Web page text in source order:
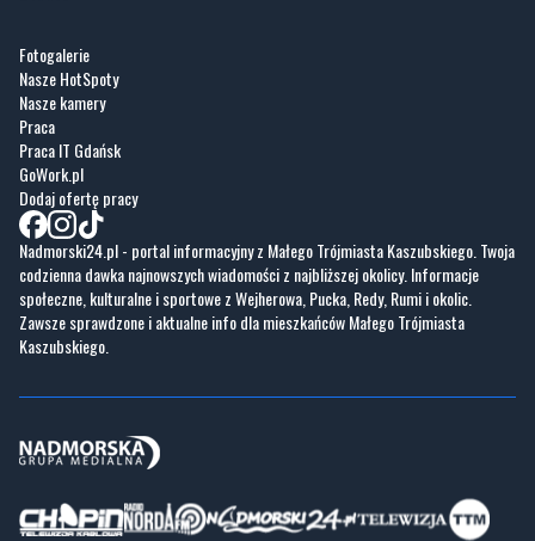
Praca IT Gdańsk
GoWork.pl
Dodaj ofertę pracy
Nadmorski24.pl - portal informacyjny z Małego Trójmiasta Kaszubskiego. Twoja
codzienna dawka najnowszych wiadomości z najbliższej okolicy. Informacje
społeczne, kulturalne i sportowe z Wejherowa, Pucka, Redy, Rumi i okolic.
Zawsze sprawdzone i aktualne info dla mieszkańców Małego Trójmiasta
Kaszubskiego.
Copyrights © Nadmorski24.pl 2026 r.
Projekt i wykonaniePixlab.pl